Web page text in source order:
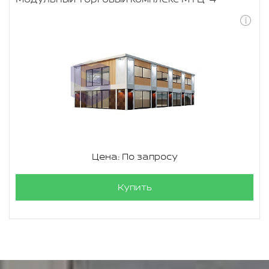
Цена: По запросу
Купить